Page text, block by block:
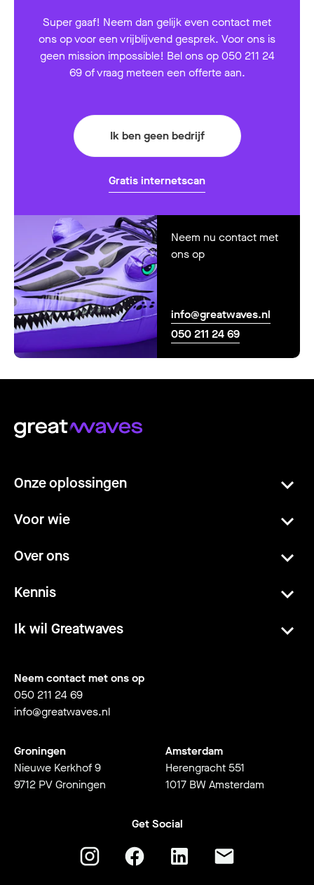
Super gaaf! Neem dan gelijk even contact met
ons op voor een vrijblijvend gesprek. Voor ons is
geen mission impossible! Bel ons op 050 211 24
69 of vraag meteen een offerte aan.
Ik ben geen bedrijf
Gratis internetscan
Neem nu contact met
ons op
info@greatwaves.nl
050 211 24 69
Onze oplossingen
Voor wie
Over ons
Kennis
Ik wil Greatwaves
Neem contact met ons op
050 211 24 69
info@greatwaves.nl
Groningen
Nieuwe Kerkhof 9
9712 PV Groningen
Amsterdam
Herengracht 551
1017 BW Amsterdam
Get Social